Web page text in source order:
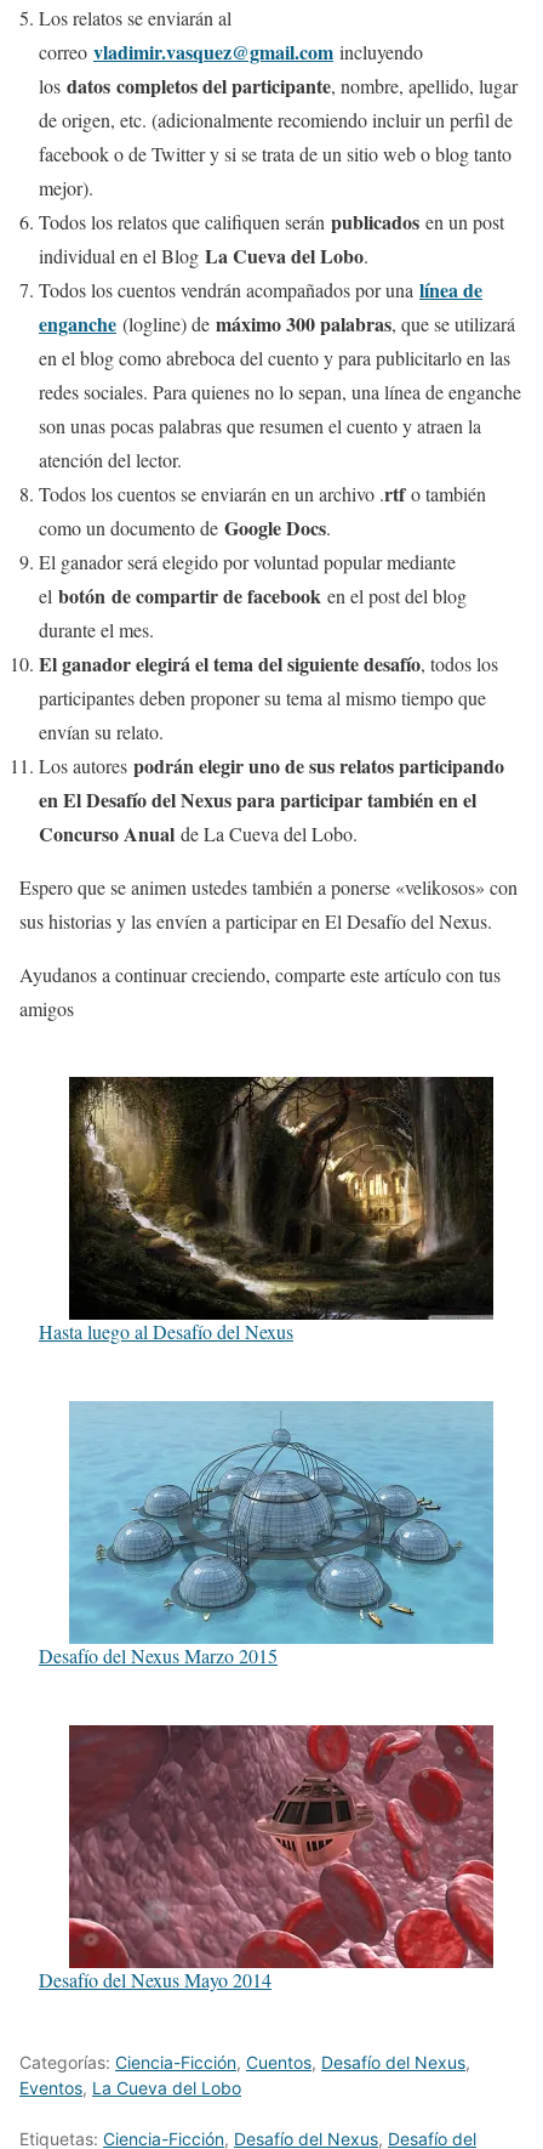
Los relatos se enviarán al
correo vladimir.vasquez@gmail.com incluyendo
los datos completos del participante, nombre, apellido, lugar
de origen, etc. (adicionalmente recomiendo incluir un perfil de
facebook o de Twitter y si se trata de un sitio web o blog tanto
mejor).
Todos los relatos que califiquen serán publicados en un post
individual en el Blog La Cueva del Lobo.
Todos los cuentos vendrán acompañados por una línea de
enganche (logline) de máximo 300 palabras, que se utilizará
en el blog como abreboca del cuento y para publicitarlo en las
redes sociales. Para quienes no lo sepan, una línea de enganche
son unas pocas palabras que resumen el cuento y atraen la
atención del lector.
Todos los cuentos se enviarán en un archivo .rtfo también
como un documento de Google Docs.
El ganador será elegido por voluntad popular mediante
el botón de compartir de facebook en el post del blog
durante el mes.
El ganador elegirá el tema del siguiente desafío, todos los
participantes deben proponer su tema al mismo tiempo que
envían su relato.
Los autores podrán elegir uno de sus relatos participando
en El Desafío del Nexus para participar también en el
Concurso Anual de La Cueva del Lobo.
Espero que se animen ustedes también a ponerse «velikosos» con
sus historias y las envíen a participar en El Desafío del Nexus.
Ayudanos a continuar creciendo, comparte este artículo con tus
amigos
Hasta luego al Desafío del Nexus
Desafío del Nexus Marzo 2015
Desafío del Nexus Mayo 2014
Categorías: Ciencia-Ficción, Cuentos, Desafío del Nexus,
Eventos, La Cueva del Lobo
Etiquetas: Ciencia-Ficción, Desafío del Nexus, Desafío del